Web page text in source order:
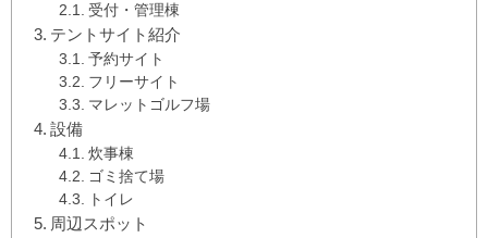
受付・管理棟
テントサイト紹介
予約サイト
フリーサイト
マレットゴルフ場
設備
炊事棟
ゴミ捨て場
トイレ
周辺スポット